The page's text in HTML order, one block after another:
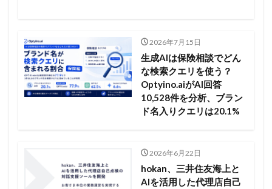
2026年7月15日
生成AIは保険相談でどん
な検索クエリを使う？
Optyino.aiがAI回答
10,528件を分析、ブラン
ド名入りクエリは20.1%
2026年6月22日
hokan、三井住友海上と
AIを活用した代理店自己